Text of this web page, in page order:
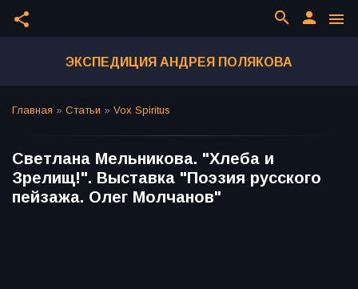
share menu
person
search
ЭКСПЕДИЦИЯ АНДРЕЯ ПОЛЯКОВА
Главная » Статьи » Vox Spiritus
Светлана Мельникова. "Хлеба и
Зрелищ!". Выставка "Поэзия русского
пейзажа. Олег Молчанов"